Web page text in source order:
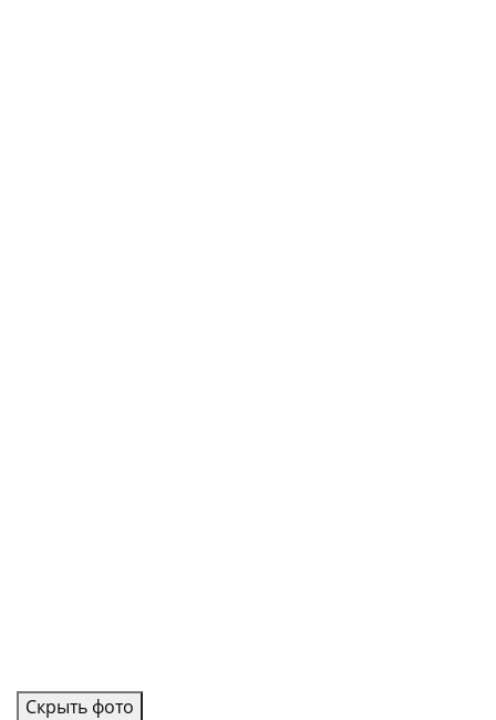
Скрыть фото